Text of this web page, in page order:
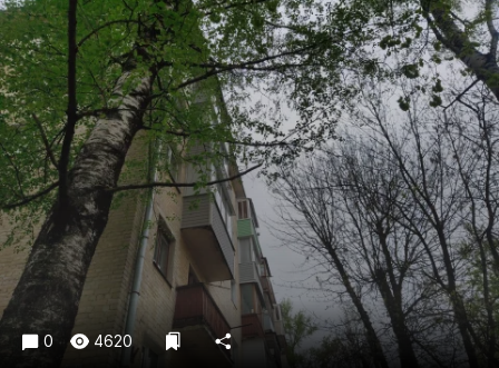
Криминал
Культура
Недвижимость и ЖКХ
Образование
Общество
Погода
Праздники
Происшествия
Спорт
Экономика и бизнес
0 4620